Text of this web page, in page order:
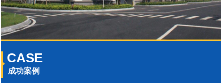
CASE
成功案例